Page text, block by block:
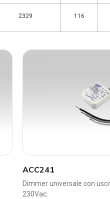
2329 116
ACC241
Dimmer universale con
230Vac.